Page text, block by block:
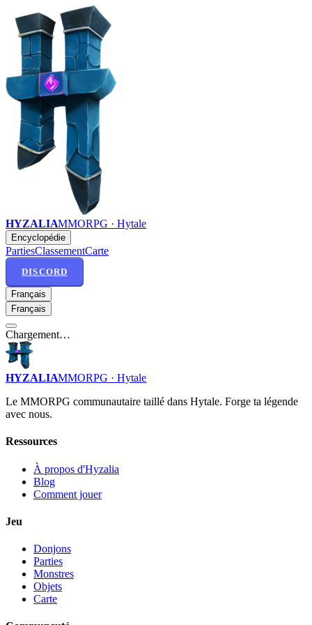
HYZALIAMMORPG · Hytale
Encyclopédie
PartiesClassementCarte
DISCORD
Français
Français
Chargement…
HYZALIAMMORPG · Hytale
Le MMORPG communautaire taillé dans Hytale. Forge ta légende
avec nous.
Ressources
À propos d'Hyzalia
Blog
Comment jouer
Jeu
Donjons
Parties
Monstres
Objets
Carte